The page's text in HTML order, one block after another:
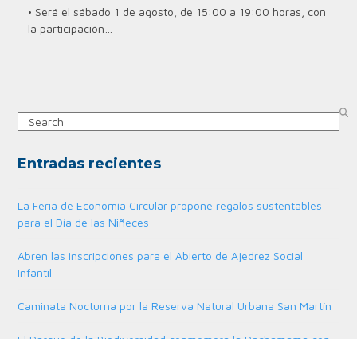
• Será el sábado 1 de agosto, de 15:00 a 19:00 horas, con
la participación…
Search
Entradas recientes
La Feria de Economía Circular propone regalos sustentables
para el Día de las Niñeces
Abren las inscripciones para el Abierto de Ajedrez Social
Infantil
Caminata Nocturna por la Reserva Natural Urbana San Martín